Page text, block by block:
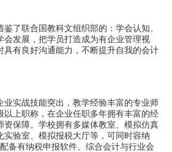
了联合国教科文组织部的：学会认知、
会发展，把学员打造成为有企业管理视
具有良好沟通能力，不断提升自我的会计
业实战技能突出，教学经验丰富的专业师
以上职称，在企业任职多年拥有丰富的经
资保障。学校拥有多媒体教室、模拟仿真
实验室、模拟报税大厅等，可同时容纳
备有纳税申报软件、综合会计与行业会